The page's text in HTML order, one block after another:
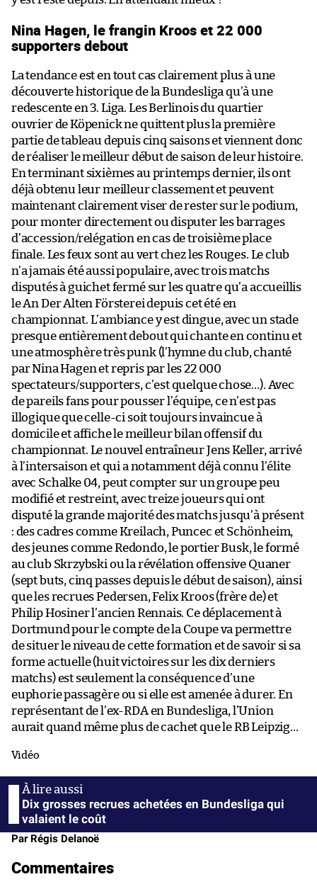
Nina Hagen, le frangin Kroos et 22 000
supporters debout
La tendance est en tout cas clairement plus à une
découverte historique de la Bundesliga qu’à une
redescente en 3. Liga. Les Berlinois du quartier
ouvrier de Köpenick ne quittent plus la première
partie de tableau depuis cinq saisons et viennent donc
de réaliser le meilleur début de saison de leur histoire.
En terminant sixièmes au printemps dernier, ils ont
déjà obtenu leur meilleur classement et peuvent
maintenant clairement viser de rester sur le podium,
pour monter directement ou disputer les barrages
d’accession/relégation en cas de troisième place
finale. Les feux sont au vert chez les Rouges. Le club
n’a jamais été aussi populaire, avec trois matchs
disputés à guichet fermé sur les quatre qu’a accueillis
le An Der Alten Försterei depuis cet été en
championnat. L’ambiance y est dingue, avec un stade
presque entièrement debout qui chante en continu et
une atmosphère très punk (l’hymne du club, chanté
par Nina Hagen et repris par les 22 000
spectateurs/supporters, c’est quelque chose…). Avec
de pareils fans pour pousser l’équipe, ce n’est pas
illogique que celle-ci soit toujours invaincue à
domicile et affiche le meilleur bilan offensif du
championnat. Le nouvel entraîneur Jens Keller, arrivé
à l’intersaison et qui a notamment déjà connu l’élite
avec Schalke 04, peut compter sur un groupe peu
modifié et restreint, avec treize joueurs qui ont
disputé la grande majorité des matchs jusqu’à présent
: des cadres comme Kreilach, Puncec et Schönheim,
des jeunes comme Redondo, le portier Busk, le formé
au club Skrzybski ou la révélation offensive Quaner
(sept buts, cinq passes depuis le début de saison), ainsi
que les recrues Pedersen, Felix Kroos (frère de) et
Philip Hosiner l’ancien Rennais. Ce déplacement à
Dortmund pour le compte de la Coupe va permettre
de situer le niveau de cette formation et de savoir si sa
forme actuelle (huit victoires sur les dix derniers
matchs) est seulement la conséquence d’une
euphorie passagère ou si elle est amenée à durer. En
représentant de l’ex-RDA en Bundesliga, l’Union
aurait quand même plus de cachet que le RB Leipzig…
Vidéo
Dix grosses recrues achetées en Bundesliga qui
valaient le coût
Par Régis Delanoë
Commentaires